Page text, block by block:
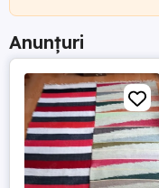
Anunțuri